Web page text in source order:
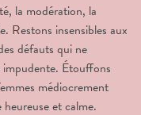
la modération, la
Restons insensibles aux
défauts qui ne
impudente. Étouffons
médiocrement
heureuse et calme.